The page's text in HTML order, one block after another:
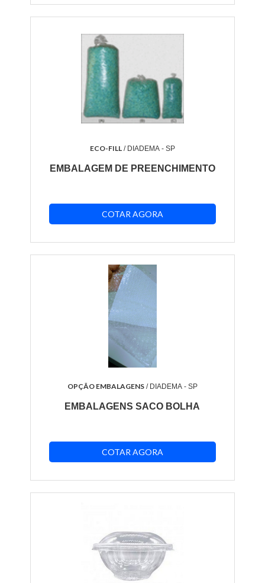
ECO-FILL/ DIADEMA - SP
EMBALAGEM DE PREENCHIMENTO
COTAR AGORA
OPÇÃO EMBALAGENS / DIADEMA - SP
EMBALAGENS SACO BOLHA
COTAR AGORA